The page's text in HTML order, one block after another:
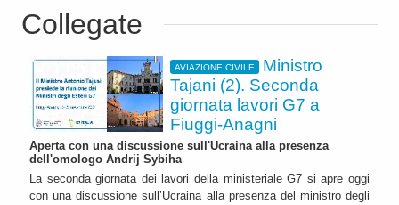
Collegate
AVIAZIONE CIVILE
Ministro
Tajani (2). Seconda
giornata lavori G7 a
Fiuggi-Anagni
Aperta con una discussione sull'Ucraina alla presenza
dell'omologo Andrij Sybiha
La seconda giornata dei lavori della ministeriale G7 si apre oggi
con una discussione sull’Ucraina alla presenza del ministro degli